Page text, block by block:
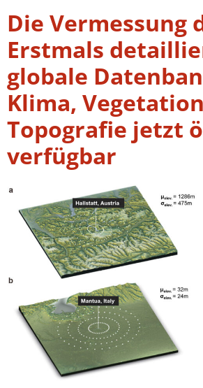
Die Vermessung
Erstmals
globale
Klima,
Topografie jetzt
verfügbar